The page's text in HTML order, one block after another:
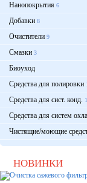
Нанопокрытия 6
Добавки 8
Очистители 9
Смазки 3
Биоуход
Средства для полировки 1
Средства для сист. конд. 1
Средства для систем
Чистящие/моющие
НОВИНКИ